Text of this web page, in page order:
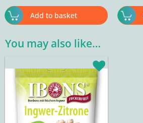
Add to basket
You may also like…